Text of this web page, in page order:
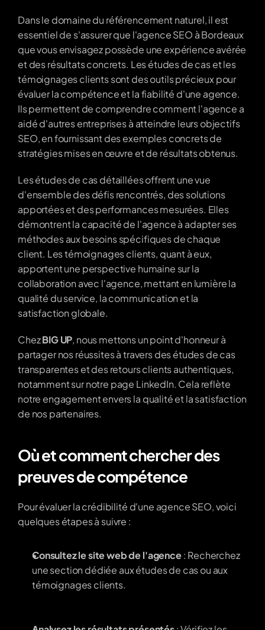
Dans le domaine du référencement naturel, il est
essentiel de s'assurer que l'agence SEO à Bordeaux
que vous envisagez possède une expérience avérée
et des résultats concrets. Les études de cas et les
témoignages clients sont des outils précieux pour
évaluer la compétence et la fiabilité d'une agence.
Ils permettent de comprendre comment l'agence a
aidé d'autres entreprises à atteindre leurs objectifs
SEO, en fournissant des exemples concrets de
stratégies mises en œuvre et de résultats obtenus.
Les études de cas détaillées offrent une vue
d'ensemble des défis rencontrés, des solutions
apportées et des performances mesurées. Elles
démontrent la capacité de l'agence à adapter ses
méthodes aux besoins spécifiques de chaque
client. Les témoignages clients, quant à eux,
apportent une perspective humaine sur la
collaboration avec l'agence, mettant en lumière la
qualité du service, la communication et la
satisfaction globale.
Chez BIG UP, nous mettons un point d'honneur à
partager nos réussites à travers des études de cas
transparentes et des retours clients authentiques,
notamment sur notre page LinkedIn. Cela reflète
notre engagement envers la qualité et la satisfaction
de nos partenaires.
Où et comment chercher des
preuves de compétence
Pour évaluer la crédibilité d'une agence SEO, voici
quelques étapes à suivre :
Consultez le site web de l'agence : Recherchez
une section dédiée aux études de cas ou aux
témoignages clients.